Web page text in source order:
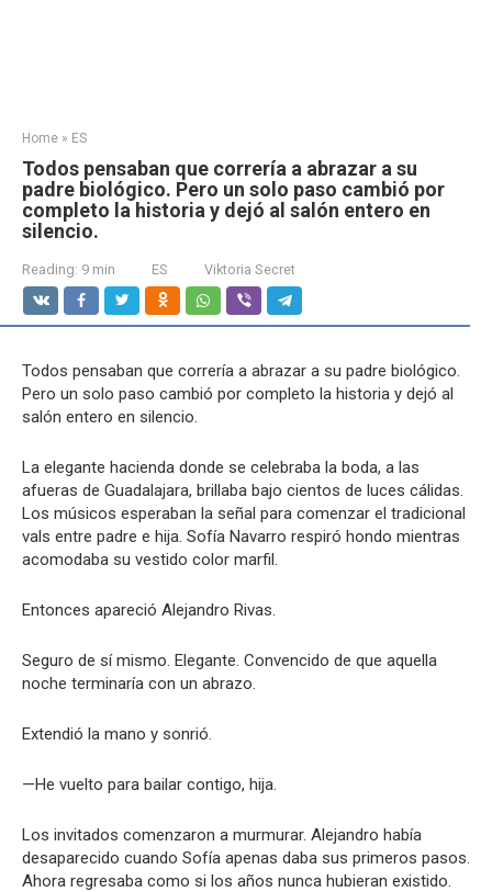
Home » ES
Todos pensaban que correría a abrazar a su
padre biológico. Pero un solo paso cambió por
completo la historia y dejó al salón entero en
silencio.
Reading: 9 min ES Viktoria Secret
Todos pensaban que correría a abrazar a su padre biológico.
Pero un solo paso cambió por completo la historia y dejó al
salón entero en silencio.
La elegante hacienda donde se celebraba la boda, a las
afueras de Guadalajara, brillaba bajo cientos de luces cálidas.
Los músicos esperaban la señal para comenzar el tradicional
vals entre padre e hija. Sofía Navarro respiró hondo mientras
acomodaba su vestido color marfil.
Entonces apareció Alejandro Rivas.
Seguro de sí mismo. Elegante. Convencido de que aquella
noche terminaría con un abrazo.
Extendió la mano y sonrió.
—He vuelto para bailar contigo, hija.
Los invitados comenzaron a murmurar. Alejandro había
desaparecido cuando Sofía apenas daba sus primeros pasos.
Ahora regresaba como si los años nunca hubieran existido.